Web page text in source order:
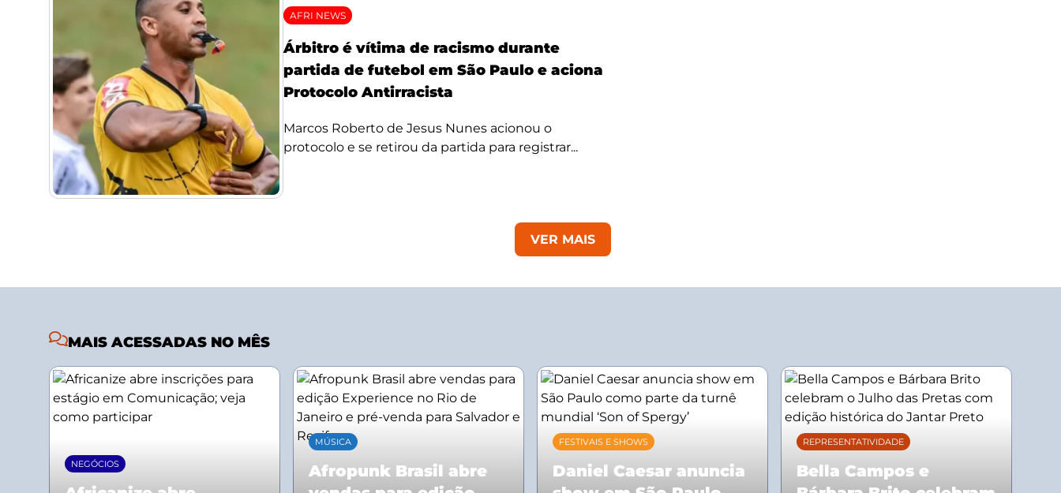
AFRI NEWS
Árbitro é vítima de racismo durante
partida de futebol em São Paulo e aciona
Protocolo Antirracista
Marcos Roberto de Jesus Nunes acionou o
protocolo e se retirou da partida para registrar...
VER MAIS
MAIS ACESSADAS NO MÊS
NEGÓCIOS
MÚSICA
Afropunk Brasil abre
FESTIVAIS E SHOWS
Daniel Caesar anuncia
REPRESENTATIVIDADE
Bella Campos e